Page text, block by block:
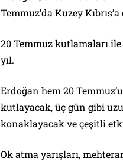
Temmuz’da Kuzey
20 Temmuz kutlamaları
yıl.
Erdoğan hem 20
kutlayacak, üç gün gibi
konaklayacak ve çeşitli
Ok atma yarışları,